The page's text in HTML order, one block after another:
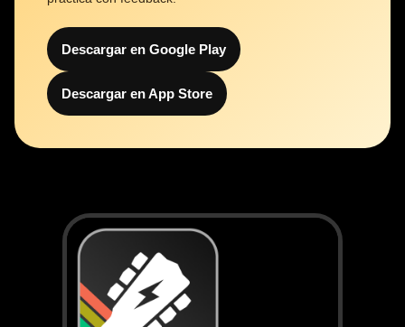
Descargar en Google Play
Descargar en App Store